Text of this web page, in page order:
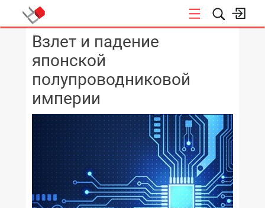
КОНФЕРЕНЦИИ
Взлет и падение
японской
полупроводниковой
империи